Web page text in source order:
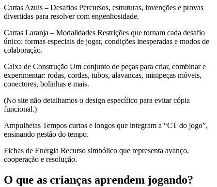
Cartas Azuis – Desafios Percursos, estruturas, invenções e provas
divertidas para resolver com engenhosidade.
Cartas Laranja – Modalidades Restrições que tornam cada desafio
único: formas especiais de jogar, condições inesperadas e modos de
colaboração.
Caixa de Construção Um conjunto de peças para criar, combinar e
experimentar: rodas, cordas, tubos, alavancas, minipeças móveis,
conectores, bolinhas e mais.
(No site não detalhamos o design específico para evitar cópia
funcional.)
Ampulhetas Tempos curtos e longos que integram a “CT do jogo”,
ensinando gestão do tempo.
Fichas de Energia Recurso simbólico que representa avanço,
cooperação e resolução.
O que as crianças aprendem jogando?